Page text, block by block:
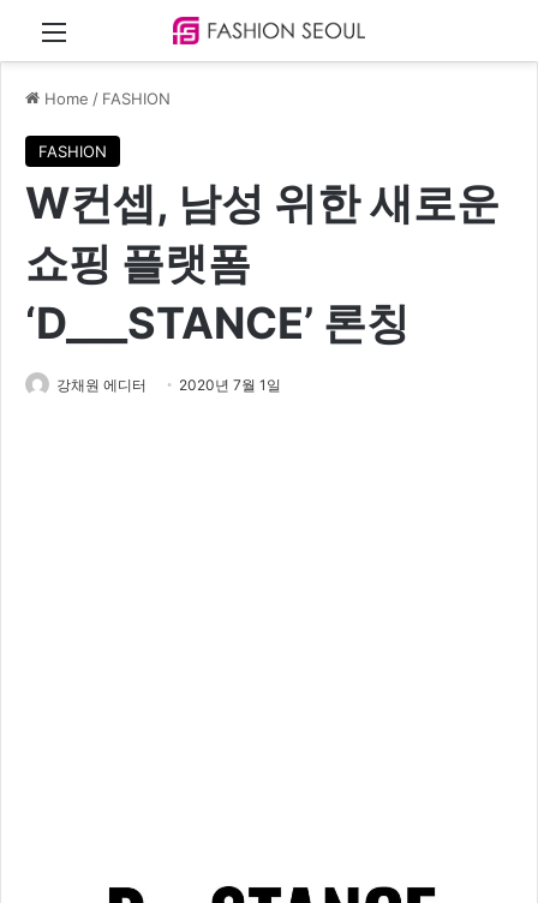
Menu
Home / FASHION
FASHION
W컨셉, 남성 위한 새로운
쇼핑 플랫폼
‘D___STANCE’ 론칭
강채원 에디터 2020년 7월 1일